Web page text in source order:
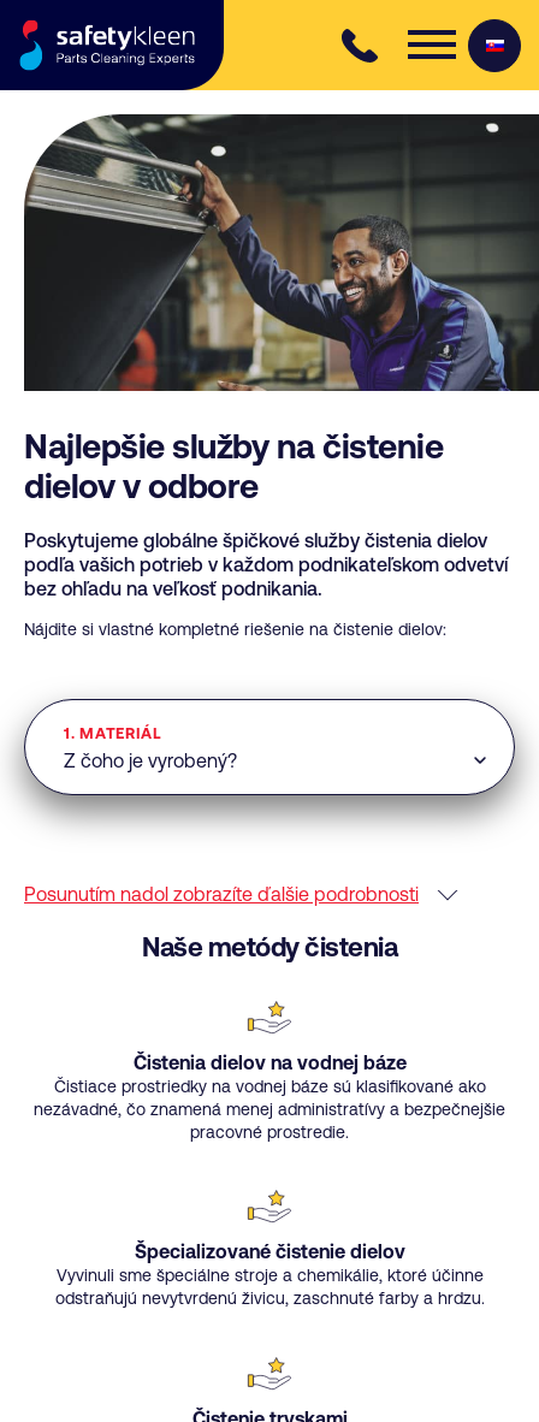
Najlepšie služby na čistenie
dielov v odbore
Poskytujeme globálne špičkové služby čistenia dielov
podľa vašich potrieb v každom podnikateľskom odvetví
bez ohľadu na veľkosť podnikania.
Nájdite si vlastné kompletné riešenie na čistenie dielov:
1. MATERIÁL
Posunutím nadol zobrazíte ďalšie podrobnosti
Naše metódy čistenia
Čistenia dielov na vodnej báze
Čistiace prostriedky na vodnej báze sú klasifikované ako
nezávadné, čo znamená menej administratívy a bezpečnejšie
pracovné prostredie.
Špecializované čistenie dielov
Vyvinuli sme špeciálne stroje a chemikálie, ktoré účinne
odstraňujú nevytvrdenú živicu, zaschnuté farby a hrdzu.